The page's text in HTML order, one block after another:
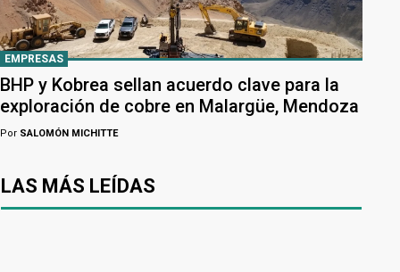
EMPRESAS
BHP y Kobrea sellan acuerdo clave para la
exploración de cobre en Malargüe, Mendoza
Por SALOMÓN MICHITTE
LAS MÁS LEÍDAS